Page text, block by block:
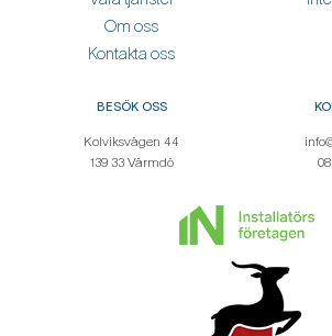
Om oss
Kontakta oss
BESÖK OSS
Kolviksvägen 44
139 33 Värmdö